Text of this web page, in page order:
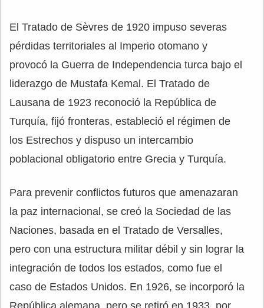
El Tratado de Sèvres de 1920 impuso severas
pérdidas territoriales al Imperio otomano y
provocó la Guerra de Independencia turca bajo el
liderazgo de Mustafa Kemal. El Tratado de
Lausana de 1923 reconoció la República de
Turquía, fijó fronteras, estableció el régimen de
los Estrechos y dispuso un intercambio
poblacional obligatorio entre Grecia y Turquía.
Para prevenir conflictos futuros que amenazaran
la paz internacional, se creó la Sociedad de las
Naciones, basada en el Tratado de Versalles,
pero con una estructura militar débil y sin lograr la
integración de todos los estados, como fue el
caso de Estados Unidos. En 1926, se incorporó la
República alemana, pero se retiró en 1933, por